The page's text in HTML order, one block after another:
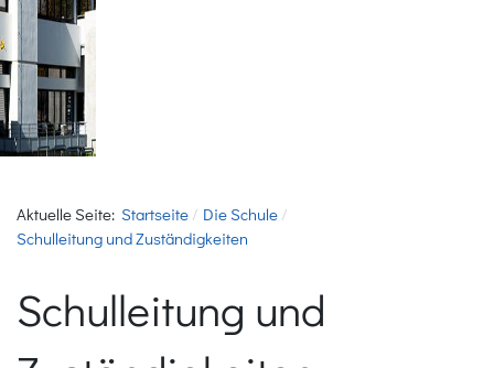
Aktuelle Seite: Startseite
Die Schule
Schulleitung und Zuständigkeiten
Schulleitung und